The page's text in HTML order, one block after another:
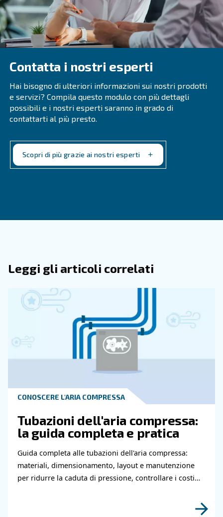
una soluzione personalizzata. Non esitare a contattarci
Contatta i nostri esperti
Hai bisogno di ulteriori informazioni sui
e servizi? Compila questo modulo con più
possibili e i nostri esperti saranno in grado di
contattarti al più presto.
Scopri di più grazie ai nostri esperti